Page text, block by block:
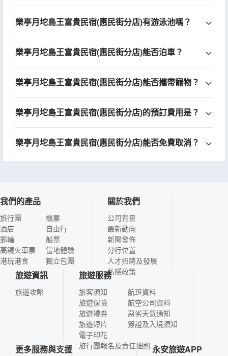
樂亭月坨島王富貴民宿(惠民街分店)有游泳池嗎？
樂亭月坨島王富貴民宿(惠民街分店)能否泊車？
樂亭月坨島王富貴民宿(惠民街分店)能否攜帶寵物？
樂亭月坨島王富貴民宿(惠民街分店)的預訂費用是？
樂亭月坨島王富貴民宿(惠民街分店)能否免費取消？
我們的產品
旅行團
酒店
郵輪
高鐵火車票
港玩港食
機票
自由行
船票
當地體驗
獨立包團
關於我們
公司背景
最新動向
新聞發佈
分行位置
人才招聘及發展
私隱政策
旅遊資訊
旅遊攻略
旅遊服務
旅客須知
旅遊保險
旅遊禮券
旅遊短片
電子印花
航班資料
航空公司資料
惡劣天氣通知
簽證及入境須知
旅行團報名及責任細則
更多服務與支援 永安旅遊APP